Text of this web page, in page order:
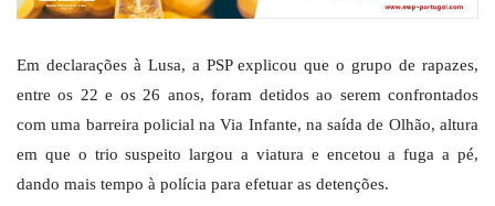
Em declarações à Lusa, a PSP explicou que o grupo de rapazes,
entre os 22 e os 26 anos, foram detidos ao serem confrontados
com uma barreira policial na Via Infante, na saída de Olhão, altura
em que o trio suspeito largou a viatura e encetou a fuga a pé,
dando mais tempo à polícia para efetuar as detenções.